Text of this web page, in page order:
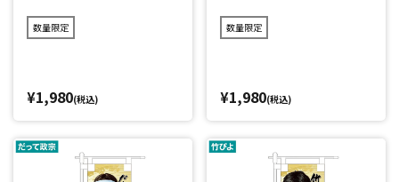
数量限定
¥1,980(税込)
数量限定
¥1,980(税込)